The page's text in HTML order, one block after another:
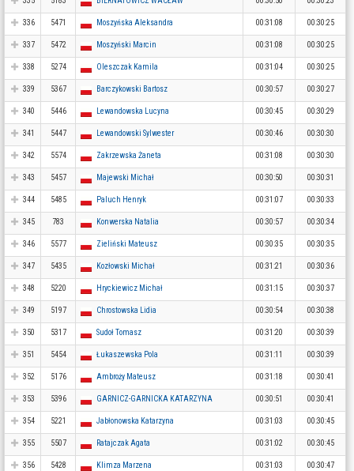
336 5471 Moszyńska Aleksandra 00:31:08 00:30:25
337 5472 Moszyński Marcin 00:31:08 00:30:25
338 5274 Oleszczak Kamila 00:31:04 00:30:25
339 5367 Barczykowski Bartosz 00:30:57 00:30:27
340 5446 Lewandowska Lucyna 00:30:45 00:30:29
341 5447 Lewandowski Sylwester 00:30:46 00:30:30
342 5574 Zakrzewska Żaneta 00:31:08 00:30:30
343 5457 Majewski Michał 00:30:50 00:30:31
344 5485 Paluch Henryk 00:31:07 00:30:33
345 783 Konwerska Natalia 00:30:57 00:30:34
346 5577 Zieliński Mateusz 00:30:35 00:30:35
347 5435 Kozłowski Michał 00:31:21 00:30:36
348 5220 Hryckiewicz Michał 00:31:15 00:30:37
349 5197 Chrostowska Lidia 00:30:54 00:30:38
350 5317 Sudoł Tomasz 00:31:20 00:30:39
351 5454 Łukaszewska Pola 00:31:11 00:30:39
352 5176 Ambroży Mateusz 00:31:18 00:30:41
353 5396 GARNICZ-GARNICKA KATARZYNA 00:30:51 00:30:41
354 5221 Jabłonowska Katarzyna 00:31:03 00:30:45
355 5507 Ratajczak Agata 00:31:02 00:30:45
356 5428 Klimza Marzena 00:31:03 00:30:47